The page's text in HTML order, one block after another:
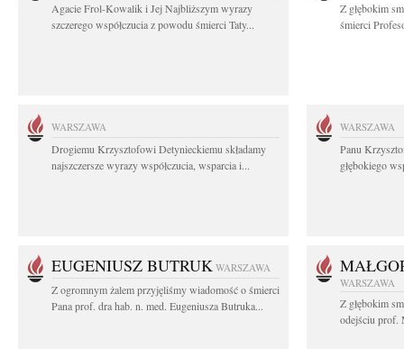
Agacie Frol-Kowalik i Jej Najbliższym wyrazy
szczerego współczucia z powodu śmierci Taty...
Z głębokim
śmierci
WARSZAWA
Drogiemu Krzysztofowi Detynieckiemu składamy
najszczersze wyrazy współczucia, wsparcia i...
WARSZAWA
Panu
głębokiego
EUGENIUSZ BUTRUK WARSZAWA
Z ogromnym żalem przyjęliśmy wiadomość o śmierci
Pana prof. dra hab. n. med. Eugeniusza Butruka...
WARSZAWA
Z głębokim
odejściu prof.